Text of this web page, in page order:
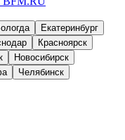
Екатеринбург
Красноярск
Новосибирск
Челябинск